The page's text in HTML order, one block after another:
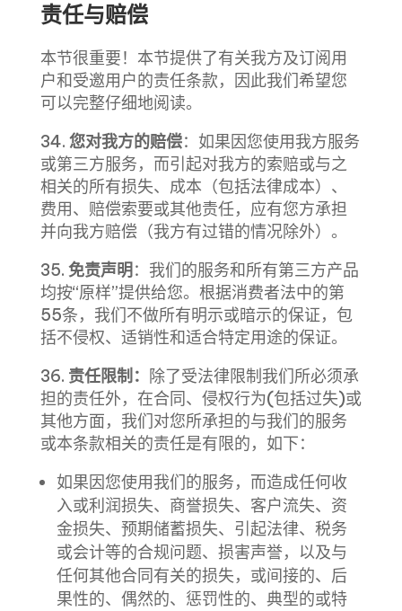
责任与赔偿
本节很重要！本节提供了有关我方及订阅用
户和受邀用户的责任条款，因此我们希望您
可以完整仔细地阅读。
34. 您对我方的赔偿：如果因您使用我方服务
或第三方服务，而引起对我方的索赔或与之
相关的所有损失、成本（包括法律成本）、
费用、赔偿索要或其他责任，应有您方承担
并向我方赔偿（我方有过错的情况除外）。
35. 免责声明 ：我们的服务和所有第三方产品
均按“原样”提供给您。根据消费者法中的第
55条，我们不做所有明示或暗示的保证，包
括不侵权、适销性和适合特定用途的保证。
36. 责任限制： 除了受法律限制我们所必须承
担的责任外，在合同、侵权行为(包括过失)或
其他方面，我们对您所承担的与我们的服务
或本条款相关的责任是有限的，如下：
如果因您使用我们的服务，而造成任何收
入或利润损失、商誉损失、客户流失、资
金损失、预期储蓄损失、引起法律、税务
或会计等的合规问题、损害声誉，以及与
任何其他合同有关的损失，或间接的、后
果性的、偶然的、惩罚性的、典型的或特